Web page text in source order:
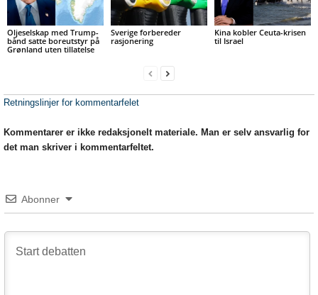
Oljeselskap med Trump-
bånd satte boreutstyr på
Grønland uten tillatelse
Sverige forbereder
rasjonering
Kina kobler Ceuta-krisen
til Israel
Retningslinjer for kommentarfelet
Kommentarer er ikke redaksjonelt materiale. Man er selv ansvarlig for
det man skriver i kommentarfeltet.
Abonner